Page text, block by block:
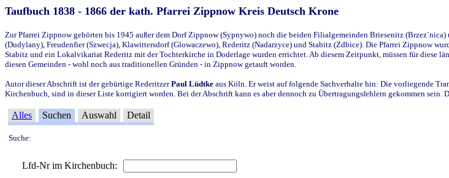
Taufbuch 1838 - 1866 der kath. Pfarrei Zippnow Kreis Deutsch Krone
Zur Pfarrei Zippnow gehörten bis 1945 außer dem Dorf Zippnow (Sypnywo) noch die beiden Filialgemeinden Briesenitz
(Dudylany), Freudenfier (Szwecja), Klawittersdorf (Glowaczewo), Rederitz (Nadarzyce) und Stabitz (Zdbice). Die Pfarrei Zippnow
Stabitz und ein Lokalvikariat Rederitz mit der Tochterkirche in Doderlage wurden errichtet. Ab diesem Zeitpunkt, müssen für diese
diesen Gemeinden - wohl noch aus traditionellen Gründen - in Zippnow getauft worden.
Autor dieser Abschrift ist der gebürtige RederitzerPaul Lüdtke aus Köln. Er weist auf folgende Sachverhalte hin: Die vorliegende
Kirchenbuch, sind in dieser Liste korrigiert worden. Bei der Abschrift kann es aber dennoch zu Übertragungsfehlern gekommen sein.
Alles Suchen Auswahl Detail
Suche:
Lfd-Nr im Kirchenbuch: